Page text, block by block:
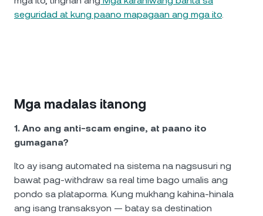
seguridad at kung paano mapagaan ang mga ito.
Mga madalas itanong
1. Ano ang anti-scam engine, at paano ito
gumagana?
Ito ay isang automated na sistema na nagsusuri ng
bawat pag-withdraw sa real time bago umalis ang
pondo sa plataporma. Kung mukhang kahina-hinala
ang isang transaksyon — batay sa destination